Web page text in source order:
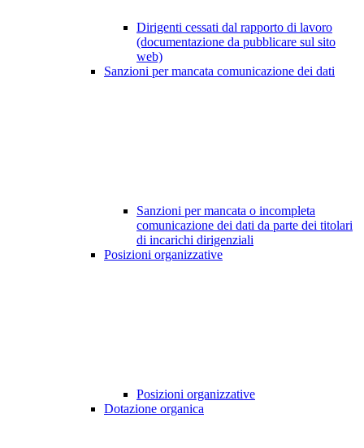
Dirigenti cessati dal rapporto di lavoro
(documentazione da pubblicare sul sito
web)
Sanzioni per mancata comunicazione dei dati
Sanzioni per mancata o incompleta
comunicazione dei dati da parte dei titolari
di incarichi dirigenziali
Posizioni organizzative
Posizioni organizzative
Dotazione organica